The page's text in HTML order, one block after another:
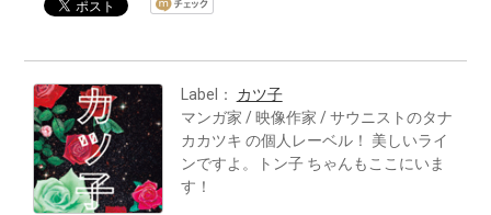
Label： カツ子
マンガ家 / 映像作家 / サウニストのタナ
カカツキ の個人レーベル！ 美しいライ
ンですよ。トン子 ちゃんもここにいま
す！